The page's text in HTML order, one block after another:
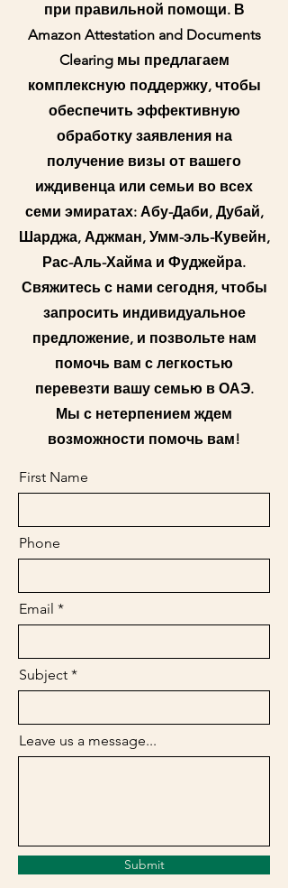
при правильной помощи. В
Amazon Attestation and Documents
Clearing мы предлагаем
комплексную поддержку, чтобы
обеспечить эффективную
обработку заявления на
получение визы от вашего
иждивенца или семьи во всех
семи эмиратах: Абу-Даби, Дубай,
Шарджа, Аджман, Умм-эль-Кувейн,
Рас-Аль-Хайма и Фуджейра.
Свяжитесь с нами сегодня, чтобы
запросить индивидуальное
предложение, и позвольте нам
помочь вам с легкостью
перевезти вашу семью в ОАЭ.
Мы с нетерпением ждем
возможности помочь вам!
First Name
Phone
Email
Subject
Leave us a message...
Submit